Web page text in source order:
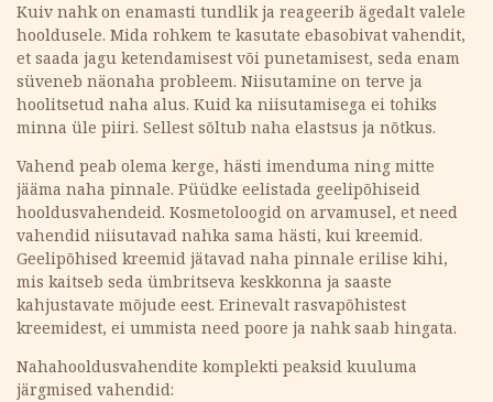
Kuiv nahk on enamasti tundlik ja reageerib ägedalt valele
hooldusele. Mida rohkem te kasutate ebasobivat vahendit,
et saada jagu ketendamisest või punetamisest, seda enam
süveneb näonaha probleem. Niisutamine on terve ja
hoolitsetud naha alus. Kuid ka niisutamisega ei tohiks
minna üle piiri. Sellest sõltub naha elastsus ja nõtkus.
Vahend peab olema kerge, hästi imenduma ning mitte
jääma naha pinnale. Püüdke eelistada geelipõhiseid
hooldusvahendeid. Kosmetoloogid on arvamusel, et need
vahendid niisutavad nahka sama hästi, kui kreemid.
Geelipõhised kreemid jätavad naha pinnale erilise kihi,
mis kaitseb seda ümbritseva keskkonna ja saaste
kahjustavate mõjude eest. Erinevalt rasvapõhistest
kreemidest, ei ummista need poore ja nahk saab hingata.
Nahahooldusvahendite komplekti peaksid kuuluma
järgmised vahendid: